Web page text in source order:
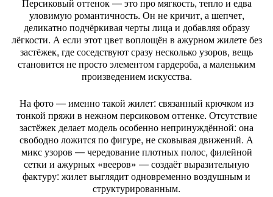
уловимую романтичность. Он не кричит, а шепчет,
деликатно подчёркивая черты лица и добавляя образу
лёгкости. А если этот цвет воплощён в ажурном жилете без
застёжек, где соседствуют сразу несколько узоров, вещь
становится не просто элементом гардероба, а маленьким
произведением искусства.
На фото — именно такой жилет: связанный крючком из
тонкой пряжи в нежном персиковом оттенке. Отсутствие
застёжек делает модель особенно непринуждённой: она
свободно ложится по фигуре, не сковывая движений. А
микс узоров — чередование плотных полос, филейной
сетки и ажурных «вееров» — создаёт выразительную
фактуру: жилет выглядит одновременно воздушным и
структурированным.